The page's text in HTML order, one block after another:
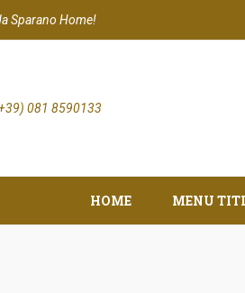
Sparano Home!
081 8590133
HOME MENU